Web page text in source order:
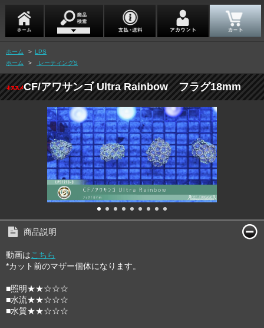
ホーム > LPS
ホーム
> レーティングS
CF/アワサンゴ Ultra Rainbow フラグ18mm
商品説明
動画はこちら
*カット前のマザー個体になります。
■照明★★☆☆☆
■水流★★☆☆☆
■水質★★☆☆☆